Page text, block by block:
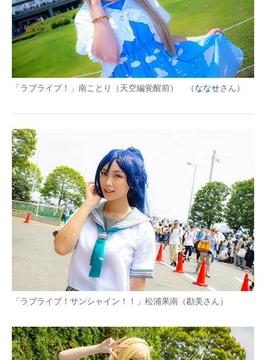
「ラブライブ！」南ことり（天空編覚醒前） （ななせさん）
「ラブライブ！サンシャイン！！」松浦果南（勘美さん）